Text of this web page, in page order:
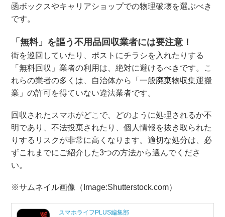
函ボックスやキャリアショップでの物理破壊を選ぶべき
です。
「無料」を謳う不用品回収業者には要注意！
街を巡回していたり、ポストにチラシを入れたりする
「無料回収」業者の利用は、絶対に避けるべきです。こ
れらの業者の多くは、自治体から「一般廃棄物収集運搬
業」の許可を得ていない違法業者です。
回収されたスマホがどこで、どのように処理されるか不
明であり、不法投棄されたり、個人情報を抜き取られた
りするリスクが非常に高くなります。適切な処分は、必
ずこれまでにご紹介した3つの方法から選んでくださ
い。
※サムネイル画像（Image:Shutterstock.com）
スマホライフPLUS編集部